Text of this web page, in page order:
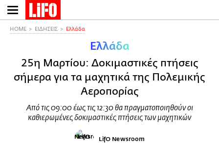
Παράκαμψη
προς
HOME ΕΙΔΗΣΕΙΣ Ελλάδα
Ελλάδα
25η Μαρτίου: Δοκιμαστικές πτήσεις
σήμερα για τα μαχητικά της Πολεμικής
Αεροπορίας
Από τις 09:00 έως τις 12:30 θα πραγματοποιηθούν οι
καθιερωμένες δοκιμαστικές πτήσεις των μαχητικών
LifO Newsroom